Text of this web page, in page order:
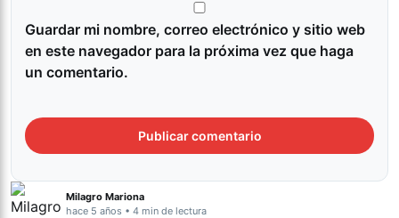
Guardar mi nombre, correo electrónico y sitio web
en este navegador para la próxima vez que haga
un comentario.
Milagro Mariona
hace 5 años • 4 min de lectura